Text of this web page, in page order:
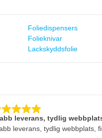
Foliedispensers
Folieknivar
Lackskyddsfolie
leverans, tydlig
leverans, tydlig webbplats,